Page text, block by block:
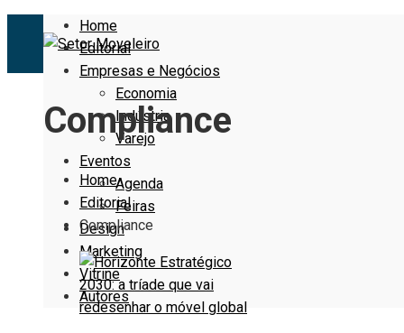
Home
Editorial
Empresas e Negócios
Economia
Indústria
Varejo
Eventos
Agenda
Feiras
Design
Marketing
Vitrine
Autores
Compliance
Home
Editorial
Compliance